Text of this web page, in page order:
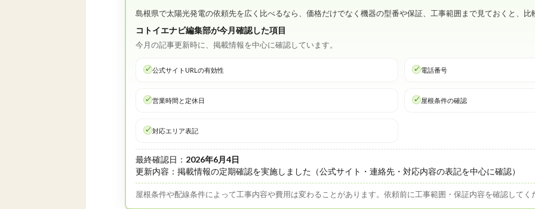
島根県で太陽光発電の依頼先を広く比べるなら、価格だけでなく機器の型番や保証、工事範囲まで見ておくと、
コトイエナビ編集部が今月確認した項目
今月の記事更新時に、掲載情報を中心に確認しています。
公式サイトURLの有効性 電話番号
営業時間と定休日 屋根条件の確認
対応エリア表記
最終確認日： 2026年6月4日
更新内容：掲載情報の定期確認を実施しました（公式サイト・連絡先・対応内容の表記を中心に確認）
屋根条件や配線条件によって工事内容や費用は変わることがあります。依頼前に工事範囲・保証内容を確認してく